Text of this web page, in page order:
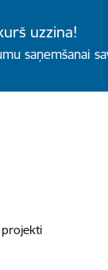
uzzina!
saņemšanai